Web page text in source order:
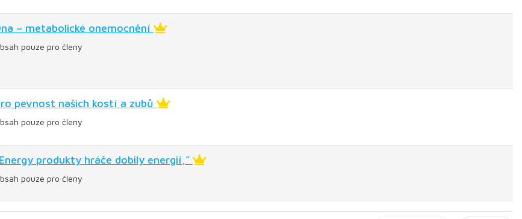
– metabolické onemocnění
pouze pro členy
pevnost našich kostí a zubů
pouze pro členy
produkty hráče dobily energií,”
pouze pro členy